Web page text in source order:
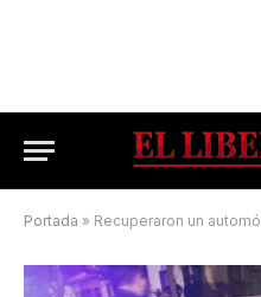
Portada » Recuperaron un